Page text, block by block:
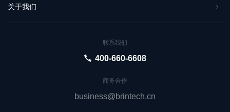
关于我们
联系我们
400-660-6608
商务合作
business@brintech.cn